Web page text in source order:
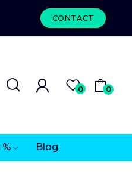
CONTACT
0 0
Blog